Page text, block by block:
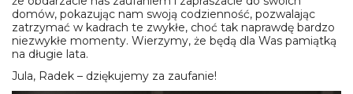
domów, pokazując nam swoją codzienność, pozwalając
zatrzymać w kadrach te zwykłe, choć tak naprawdę bardzo
niezwykłe momenty. Wierzymy, że będą dla Was pamiątką
na długie lata.
Jula, Radek – dziękujemy za zaufanie!